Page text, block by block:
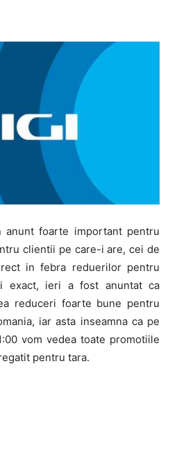
foarte important pentru
clientii pe care-i are, cei de
in febra reduerilor pentru
exact, ieri a fost anuntat ca
reduceri foarte bune pentru
iar asta inseamna ca pe
vom vedea toate promotiile
pentru tara.